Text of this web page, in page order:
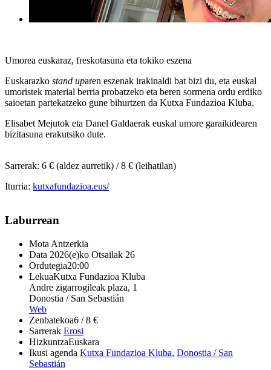
Umorea euskaraz, freskotasuna eta tokiko eszena
Euskarazko stand uparen eszenak irakinaldi bat bizi du, eta euskal
umoristek material berria probatzeko eta beren sormena ordu erdiko
saioetan partekatzeko gune bihurtzen da Kutxa Fundazioa Kluba.
Elisabet Mejutok eta Danel Galdaerak euskal umore garaikidearen
bizitasuna erakutsiko dute.
Sarrerak: 6 € (aldez aurretik) / 8 € (leihatilan)
Iturria: kutxafundazioa.eus/
Laburrean
Mota Antzerkia
Data 2026(e)ko Otsailak 26
Ordutegia20:00
LekuaKutxa Fundazioa Kluba
Andre zigarrogileak plaza, 1
Donostia / San Sebastián
Web
Zenbatekoa6 / 8 €
Sarrerak Erosi
HizkuntzaEuskara
Ikusi agenda Kutxa Fundazioa Kluba, Donostia / San
Sebastián